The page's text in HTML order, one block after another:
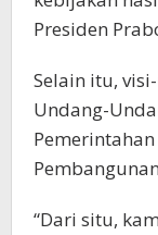
Presiden
Selain itu,
Undang-
“Dari situ,